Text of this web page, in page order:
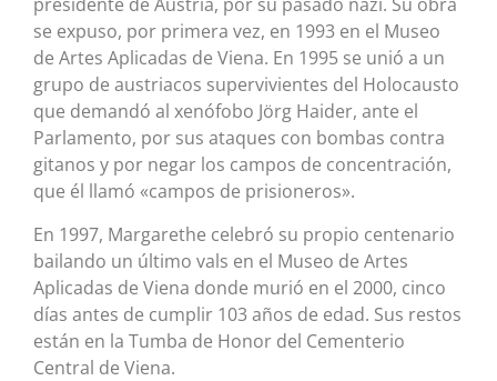
se expuso, por primera vez, en 1993 en el Museo
de Artes Aplicadas de Viena. En 1995 se unió a un
grupo de austriacos supervivientes del Holocausto
que demandó al xenófobo Jörg Haider, ante el
Parlamento, por sus ataques con bombas contra
gitanos y por negar los campos de concentración,
que él llamó «campos de prisioneros».
En 1997, Margarethe celebró su propio centenario
bailando un último vals en el Museo de Artes
Aplicadas de Viena donde murió en el 2000, cinco
días antes de cumplir 103 años de edad. Sus restos
están en la Tumba de Honor del Cementerio
Central de Viena.